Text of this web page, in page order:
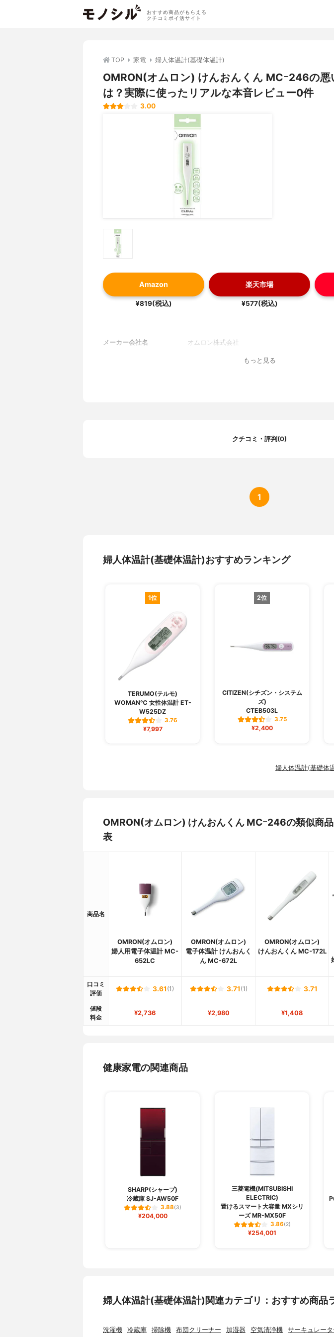
おすすめ商品がもらえる
クチコミポイ活サイト
TOP 家電 婦人体温計(基礎体温計)
OMRON(オムロン) けんおんくん MCｰ246の悪
は？実際に使ったリアルな本音レビュー0件
3.00
Amazon
¥819(税込)
楽天市場
¥577(税込)
メーカー会社名 オムロン株式会社
もっと見る
クチコミ・評判(0)
1
婦人体温計(基礎体温計)おすすめランキング
1位
TERUMO(テルモ)
WOMAN℃ 女性体温計 ET-
W525DZ
3.76
¥7,997
2位
CITIZEN(シチズン・システム
ズ)
CTEB503L
3.75
¥2,400
婦人体温計(基礎体
OMRON(オムロン) けんおんくん MCｰ246の類似商
表
商品名
OMRON(オムロン)
婦人用電子体温計 MC-
652LC
OMRON(オムロン)
電子体温計 けんおんく
ん MC-672L
OMRON(オムロン)
けんおんくん MC-172L
口コミ
評価
3.61 (1) 3.71 (1) 3.71
値段
料金
¥2,736 ¥2,980 ¥1,408
健康家電の関連商品
SHARP(シャープ)
冷蔵庫 SJ-AW50F
3.88(3)
¥204,000
三菱電機(MITSUBISHI
ELECTRIC)
置けるスマート大容量 MXシリ
ーズ MR-MX50F
3.86(2)
¥254,001
婦人体温計(基礎体温計)関連カテゴリ：おすすめ商品
洗濯機 冷蔵庫 掃除機 布団クリーナー 加湿器 空気清浄機 サーキュレータ